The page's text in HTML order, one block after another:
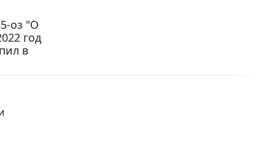
оз "О
год
в